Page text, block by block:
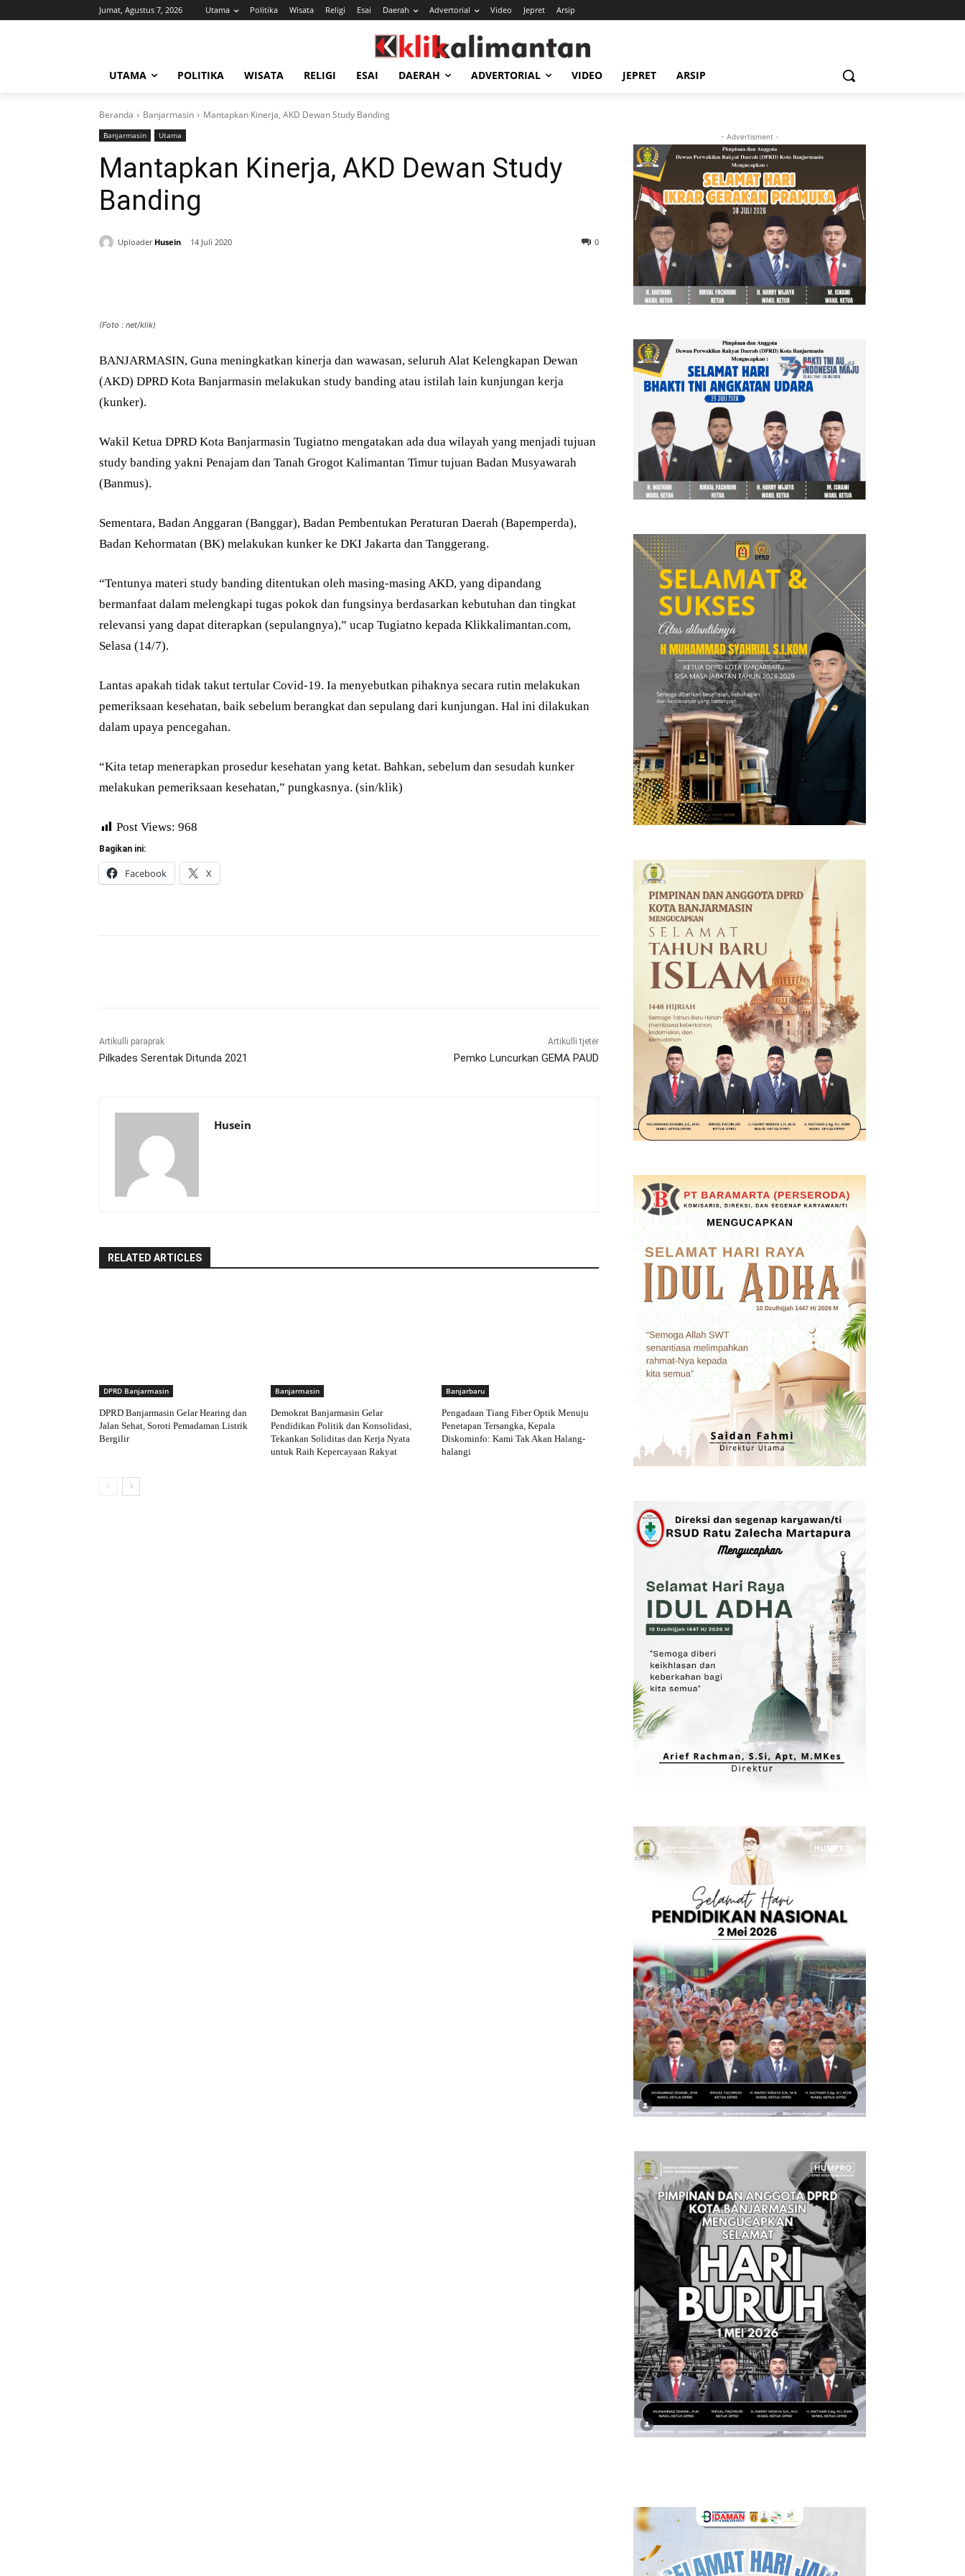
Jumat, Agustus 7, 2026 Utama Politika Wisata Religi Esai Daerah Advertorial Video Jepret Arsip
UTAMA POLITIKA WISATA RELIGI ESAI DAERAH ADVERTORIAL VIDEO JEPRET ARSIP
Beranda Banjarmasin Mantapkan Kinerja, AKD Dewan Study Banding
Banjarmasin Utama
Mantapkan Kinerja, AKD Dewan Study
Banding
Uploader Husein 14 Juli 2020 0
(Foto : net/klik)
BANJARMASIN, Guna meningkatkan kinerja dan wawasan, seluruh Alat Kelengkapan Dewan
(AKD) DPRD Kota Banjarmasin melakukan study banding atau istilah lain kunjungan kerja
(kunker).
Wakil Ketua DPRD Kota Banjarmasin Tugiatno mengatakan ada dua wilayah yang menjadi tujuan
study banding yakni Penajam dan Tanah Grogot Kalimantan Timur tujuan Badan Musyawarah
(Banmus).
Sementara, Badan Anggaran (Banggar), Badan Pembentukan Peraturan Daerah (Bapemperda),
Badan Kehormatan (BK) melakukan kunker ke DKI Jakarta dan Tanggerang.
“Tentunya materi study banding ditentukan oleh masing-masing AKD, yang dipandang
bermanfaat dalam melengkapi tugas pokok dan fungsinya berdasarkan kebutuhan dan tingkat
relevansi yang dapat diterapkan (sepulangnya),” ucap Tugiatno kepada Klikkalimantan.com,
Selasa (14/7).
Lantas apakah tidak takut tertular Covid-19. Ia menyebutkan pihaknya secara rutin melakukan
pemeriksaan kesehatan, baik sebelum berangkat dan sepulang dari kunjungan. Hal ini dilakukan
dalam upaya pencegahan.
“Kita tetap menerapkan prosedur kesehatan yang ketat. Bahkan, sebelum dan sesudah kunker
melakukan pemeriksaan kesehatan,” pungkasnya. (sin/klik)
Post Views: 968
Bagikan ini:
Facebook X
Artikulli paraprak
Pilkades Serentak Ditunda 2021
Artikulli tjetër
Pemko Luncurkan GEMA PAUD
Husein
RELATED ARTICLES
DPRD Banjarmasin
DPRD Banjarmasin Gelar Hearing dan
Jalan Sehat, Soroti Pemadaman Listrik
Bergilir
Banjarmasin
Demokrat Banjarmasin Gelar
Pendidikan Politik dan Konsolidasi,
Tekankan Soliditas dan Kerja Nyata
untuk Raih Kepercayaan Rakyat
Banjarbaru
Pengadaan Tiang Fiber Optik Menuju
Penetapan Tersangka, Kepala
Diskominfo: Kami Tak Akan Halang-
halangi
- Advertisment -